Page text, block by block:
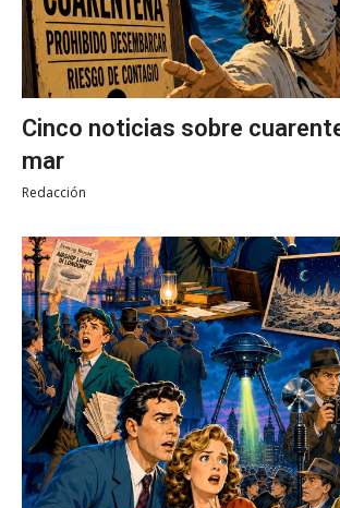
Cinco noticias sobre
mar
Redacción